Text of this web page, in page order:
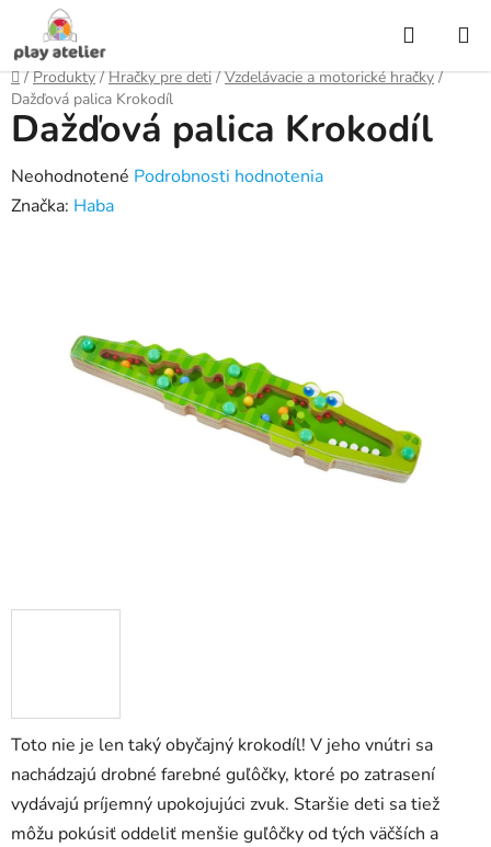
obsah
Hľadať
Domov
/ Produkty / Hračky pre deti / Vzdelávacie a motorické hračky /
Dažďová palica Krokodíl
Toto nie je len taký obyčajný krokodíl! V jeho vnútri sa
nachádzajú drobné farebné guľôčky, ktoré po zatrasení
vydávajú príjemný upokojujúci zvuk. Staršie deti sa tiež
môžu pokúsiť oddeliť menšie guľôčky od tých väčších a
Dažďová palica Krokodíl
Priemerné
hodnotenie
hviezdičiek.
Neohodnotené Podrobnosti hodnotenia
Značka: Haba